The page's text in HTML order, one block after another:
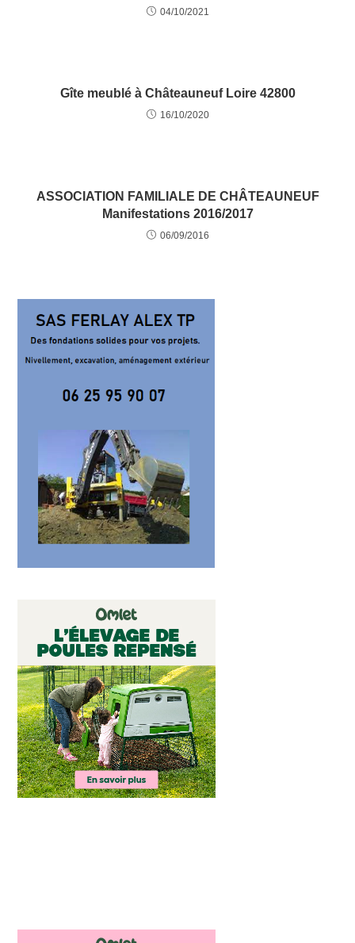
04/10/2021
Gîte meublé à Châteauneuf Loire 42800
16/10/2020
ASSOCIATION FAMILIALE DE CHÂTEAUNEUF
Manifestations 2016/2017
06/09/2016